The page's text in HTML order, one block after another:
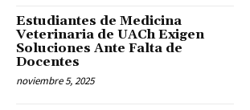
Estudiantes de Medicina
Veterinaria de UACh Exigen
Soluciones Ante Falta de
Docentes
noviembre 5, 2025